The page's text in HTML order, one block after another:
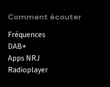
Comment écouter
Fréquences
DAB+
Apps NRJ
Radioplayer